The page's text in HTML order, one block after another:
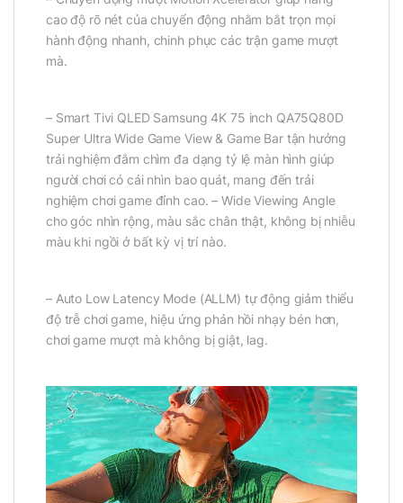
cao độ rõ nét của chuyển động nhằm bắt trọn mọi
hành động nhanh, chinh phục các trận game mượt
mà.
– Smart Tivi QLED Samsung 4K 75 inch QA75Q80D
Super Ultra Wide Game View & Game Bar tận hưởng
trải nghiệm đắm chìm đa dạng tỷ lệ màn hình giúp
người chơi có cái nhìn bao quát, mang đến trải
nghiệm chơi game đỉnh cao. – Wide Viewing Angle
cho góc nhìn rộng, màu sắc chân thật, không bị nhiễu
màu khi ngồi ở bất kỳ vị trí nào.
– Auto Low Latency Mode (ALLM) tự động giảm thiểu
độ trễ chơi game, hiệu ứng phản hồi nhạy bén hơn,
chơi game mượt mà không bị giật, lag.